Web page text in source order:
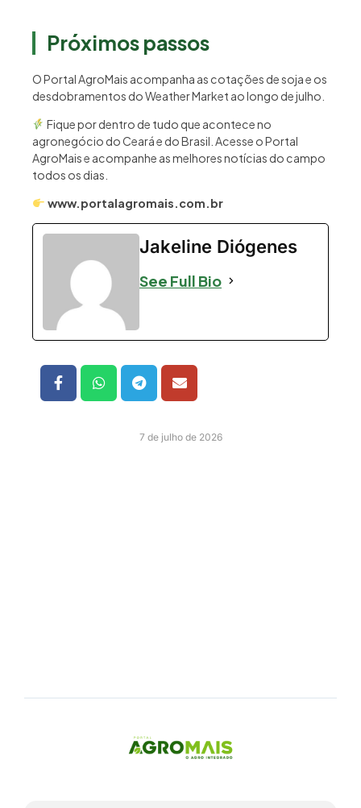
Próximos passos
O Portal AgroMais acompanha as cotações de soja e os
desdobramentos do Weather Market ao longo de julho.
Fique por dentro de tudo que acontece no
agronegócio do Ceará e do Brasil. Acesse o Portal
AgroMais e acompanhe as melhores notícias do campo
todos os dias.
www.portalagromais.com.br
Jakeline Diógenes
See Full Bio
7 de julho de 2026